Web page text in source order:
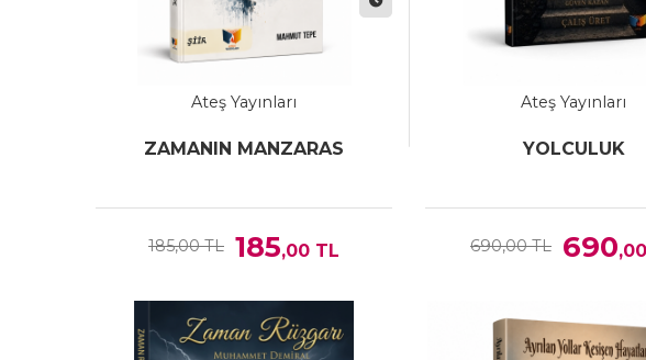
Ateş Yayınları
ZAMANIN MANZARAS
185,00 TL 185,00 TL
Ateş Yayınları
YOLCULUK
690,00 TL 690,00